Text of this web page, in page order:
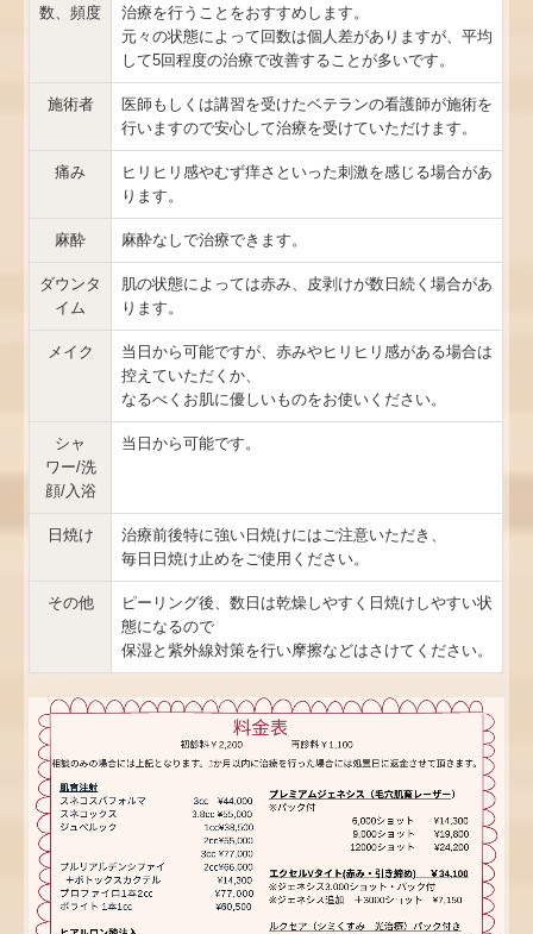
数、頻度
治療を行うことをおすすめします。
元々の状態によって回数は個人差がありますが、平均
して5回程度の治療で改善することが多いです。
施術者
医師もしくは講習を受けたベテランの看護師が施術を
行いますので安心して治療を受けていただけます。
痛み
ヒリヒリ感やむず痒さといった刺激を感じる場合があ
ります。
麻酔 麻酔なしで治療できます。
ダウンタ
イム
肌の状態によっては赤み、皮剥けが数日続く場合があ
ります。
メイク
当日から可能ですが、赤みやヒリヒリ感がある場合は
控えていただくか、
なるべくお肌に優しいものをお使いください。
シャ
ワー/洗
顔/入浴
当日から可能です。
日焼け
治療前後特に強い日焼けにはご注意いただき、
毎日日焼け止めをご使用ください。
その他
ピーリング後、数日は乾燥しやすく日焼けしやすい状
態になるので
保湿と紫外線対策を行い摩擦などはさけてください。